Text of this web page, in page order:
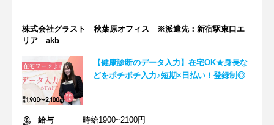
株式会社グラスト 秋葉原オフィス ※派遣先：新宿駅東口エ
リア akb
【健康診断のデータ入力】在宅OK★身長な
どをポチポチ入力♪短期×日払い！登録制◎
給与
時給1900~2100円